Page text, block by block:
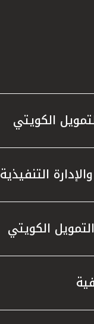
الكويتي
التنفيذية
الكويتي